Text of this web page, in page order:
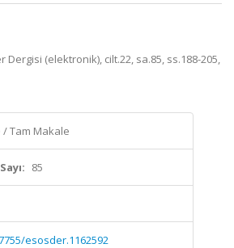
Dergisi (elektronik), cilt.22, sa.85, ss.188-205,
/ Tam Makale
Sayı: 85
esosder.1162592